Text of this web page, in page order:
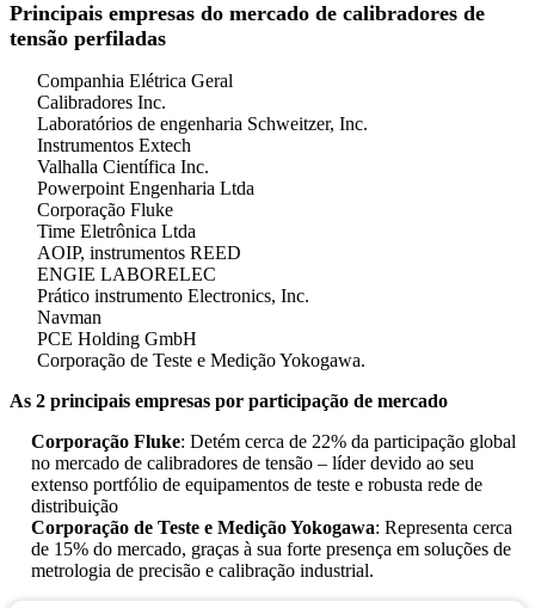
Principais empresas do mercado de calibradores de
tensão perfiladas
Companhia Elétrica Geral
Calibradores Inc.
Laboratórios de engenharia Schweitzer, Inc.
Instrumentos Extech
Valhalla Científica Inc.
Powerpoint Engenharia Ltda
Corporação Fluke
Time Eletrônica Ltda
AOIP, instrumentos REED
ENGIE LABORELEC
Prático instrumento Electronics, Inc.
Navman
PCE Holding GmbH
Corporação de Teste e Medição Yokogawa.
As 2 principais empresas por participação de mercado
Corporação Fluke: Detém cerca de 22% da participação global
no mercado de calibradores de tensão – líder devido ao seu
extenso portfólio de equipamentos de teste e robusta rede de
distribuição
Corporação de Teste e Medição Yokogawa: Representa cerca
de 15% do mercado, graças à sua forte presença em soluções de
metrologia de precisão e calibração industrial.